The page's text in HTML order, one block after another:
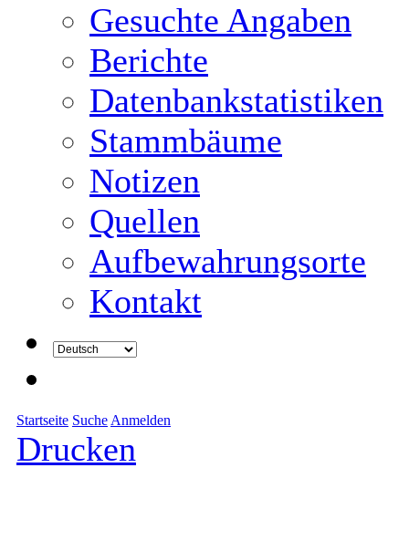
Gesuchte Angaben
Berichte
Datenbankstatistiken
Stammbäume
Notizen
Quellen
Aufbewahrungsorte
Kontakt
Startseite Suche Anmelden
Drucken